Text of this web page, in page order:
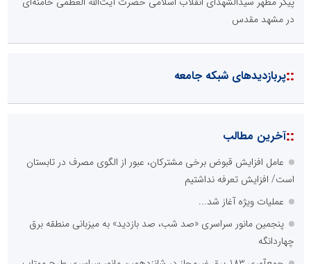
در مشهد مقدس
::پربازدیدهای شبکه جامعه
::آخرین مطالب
عامل افزایش قبوض برخی مشترکان، عبور از الگوی مصرف در تابستان
است/ افزایش تعرفه نداشتیم
عملیات ویژه آغاز شد...
پنجمین مانور سراسری «صد شب، صد بازدید» به میزبانی منطقه برق
چهاردانگه